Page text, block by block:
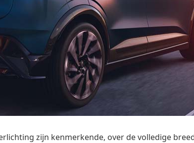
zijn kenmerkende, over de volledige